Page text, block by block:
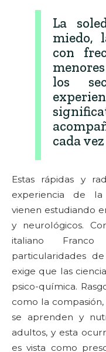
La
miedo,
con
los
cada
Estas rápidas y
experiencia de la
vienen estudiando
y neurológicos.
italiano Franco
particularidades
exige que las
psico-química.
como la
se aprenden y
adultos, y esta
es vista como